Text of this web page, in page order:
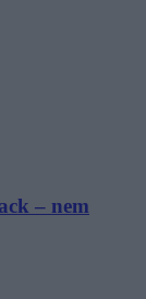
– nem